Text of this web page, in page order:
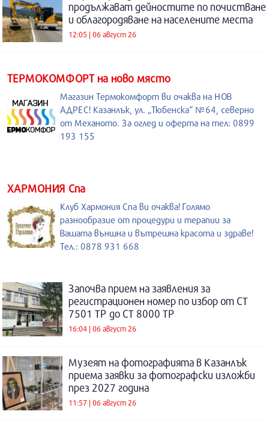
продължават дейностите по почистване
и облагородяване на населените места
12:05 | 06 август 26
ТЕРМОКОМФОРТ на ново място
Магазин Термокомфорт ви очаква на НОВ
АДРЕС! Казанлък, ул. „Тюбенска“ №64, северно
от Механото. За оглед и оферта на тел: 0899
193 155
ХАРМОНИЯ Спа
Клуб Хармония Спа ви очаква! Голямо
разнообразие от процедури и терапии за
Вашата външна и вътрешна красота и здраве!
Тел.: 0878 931 668
Започва прием на заявления за
регистрационен номер по избор от СТ
7501 ТР до СТ 8000 ТР
16:04 | 06 август 26
Музеят на фотографията в Казанлък
приема заявки за фотографски изложби
през 2027 година
11:57 | 06 август 26